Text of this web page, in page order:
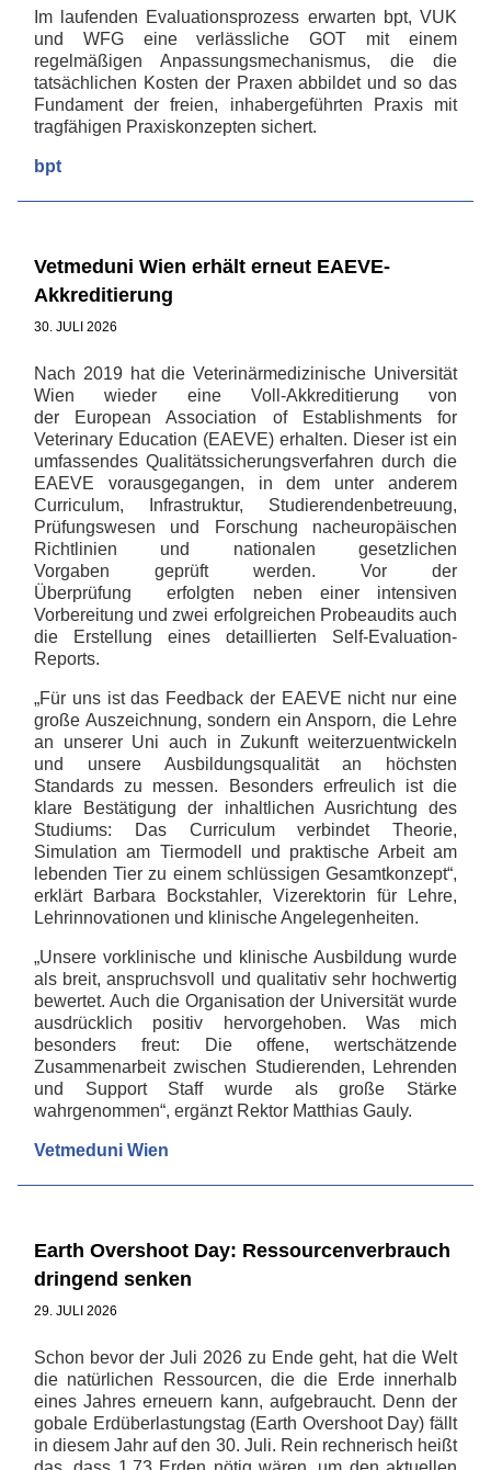
Im laufenden Evaluationsprozess erwarten bpt, VUK
und WFG eine verlässliche GOT mit einem
regelmäßigen Anpassungsmechanismus, die die
tatsächlichen Kosten der Praxen abbildet und so das
Fundament der freien, inhabergeführten Praxis mit
tragfähigen Praxiskonzepten sichert.
bpt
Vetmeduni Wien erhält erneut EAEVE-
Akkreditierung
30. JULI 2026
Nach 2019 hat die Veterinärmedizinische Universität
Wien wieder eine Voll-Akkreditierung von
der European Association of Establishments for
Veterinary Education (EAEVE) erhalten. Dieser ist ein
umfassendes Qualitätssicherungsverfahren durch die
EAEVE vorausgegangen, in dem unter anderem
Curriculum, Infrastruktur, Studierendenbetreuung,
Prüfungswesen und Forschung nacheuropäischen
Richtlinien und nationalen gesetzlichen
Vorgaben geprüft werden. Vor der
Überprüfung erfolgten neben einer intensiven
Vorbereitung und zwei erfolgreichen Probeaudits auch
die Erstellung eines detaillierten Self-Evaluation-
Reports.
„Für uns ist das Feedback der EAEVE nicht nur eine
große Auszeichnung, sondern ein Ansporn, die Lehre
an unserer Uni auch in Zukunft weiterzuentwickeln
und unsere Ausbildungsqualität an höchsten
Standards zu messen. Besonders erfreulich ist die
klare Bestätigung der inhaltlichen Ausrichtung des
Studiums: Das Curriculum verbindet Theorie,
Simulation am Tiermodell und praktische Arbeit am
lebenden Tier zu einem schlüssigen Gesamtkonzept“,
erklärt Barbara Bockstahler, Vizerektorin für Lehre,
Lehrinnovationen und klinische Angelegenheiten.
„Unsere vorklinische und klinische Ausbildung wurde
als breit, anspruchsvoll und qualitativ sehr hochwertig
bewertet. Auch die Organisation der Universität wurde
ausdrücklich positiv hervorgehoben. Was mich
besonders freut: Die offene, wertschätzende
Zusammenarbeit zwischen Studierenden, Lehrenden
und Support Staff wurde als große Stärke
wahrgenommen“, ergänzt Rektor Matthias Gauly.
Vetmeduni Wien
Earth Overshoot Day: Ressourcenverbrauch
dringend senken
29. JULI 2026
Schon bevor der Juli 2026 zu Ende geht, hat die Welt
die natürlichen Ressourcen, die die Erde innerhalb
eines Jahres erneuern kann, aufgebraucht. Denn der
gobale Erdüberlastungstag (Earth Overshoot Day) fällt
in diesem Jahr auf den 30. Juli. Rein rechnerisch heißt